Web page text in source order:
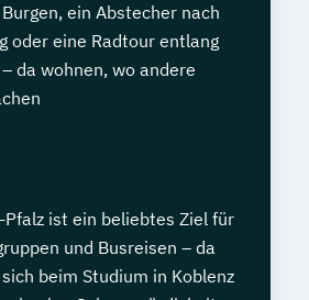
ein Abstecher nach
oder eine Radtour entlang
da wohnen, wo andere
Pfalz ist ein beliebtes Ziel für
und Busreisen – da
beim Studium in Koblenz